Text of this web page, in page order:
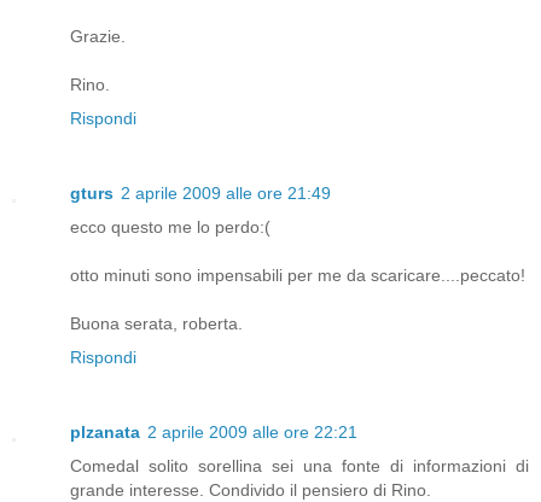
Grazie.
Rino.
Rispondi
gturs 2 aprile 2009 alle ore 21:49
ecco questo me lo perdo:(
otto minuti sono impensabili per me da scaricare....peccato!
Buona serata, roberta.
Rispondi
plzanata 2 aprile 2009 alle ore 22:21
Comedal solito sorellina sei una fonte di informazioni di
grande interesse. Condivido il pensiero di Rino.